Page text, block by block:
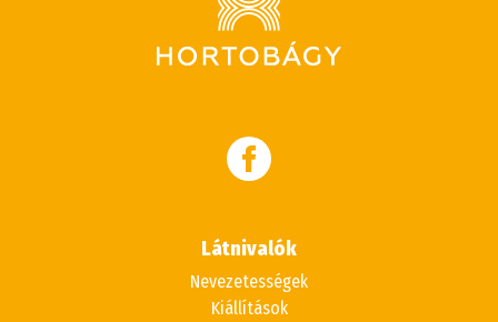
Látnivalók
Nevezetességek
Kiállítások